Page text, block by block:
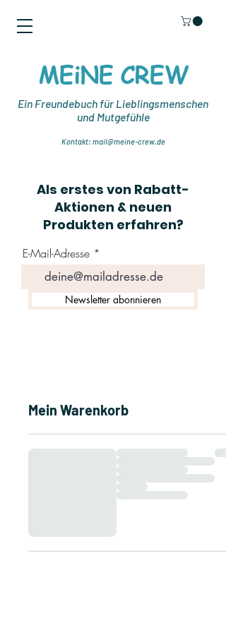
Ein Freundebuch für Lieblingsmenschen
und Mutgefühle
Kontakt: mail@meine-crew.de
MEiNE CREW
Als erstes von Rabatt-
Aktionen & neuen
Produkten erfahren?
E-Mail-Adresse
Newsletter abonnieren
Mein Warenkorb